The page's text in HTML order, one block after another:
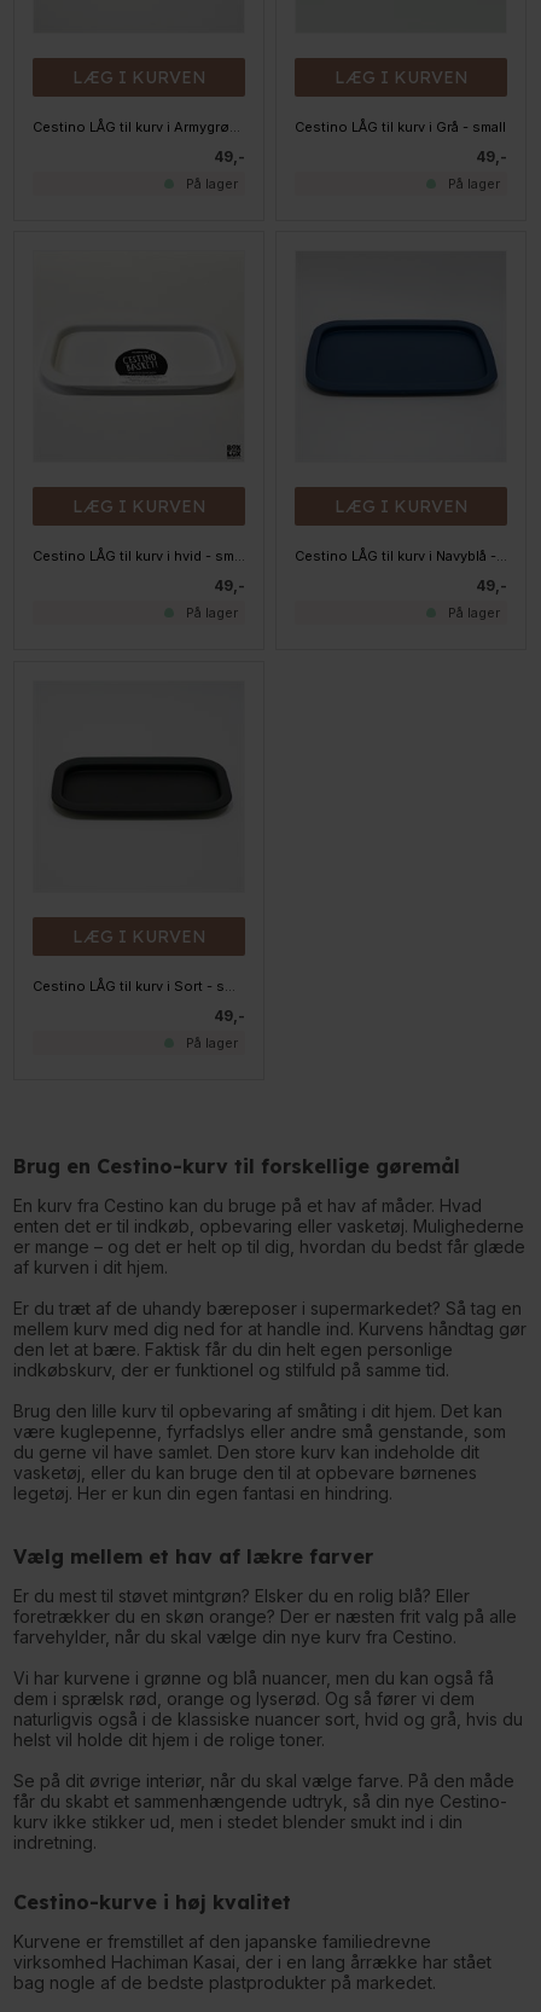
LÆG I KURVEN
49,-
På lager
LÆG I KURVEN
Cestino LÅG til kurv i Grå - small
49,-
På lager
LÆG I KURVEN
Cestino LÅG til kurv i hvid - small
49,-
På lager
LÆG I KURVEN
Cestino LÅG til kurv i Navyblå - small
49,-
På lager
LÆG I KURVEN
Cestino LÅG til kurv i Sort - small
49,-
På lager
Brug en Cestino-kurv til forskellige gøremål
En kurv fra Cestino kan du bruge på et hav af måder. Hvad
enten det er til indkøb, opbevaring eller vasketøj. Mulighederne
er mange – og det er helt op til dig, hvordan du bedst får glæde
af kurven i dit hjem.
Er du træt af de uhandy bæreposer i supermarkedet? Så tag en
mellem kurv med dig ned for at handle ind. Kurvens håndtag gør
den let at bære. Faktisk får du din helt egen personlige
indkøbskurv, der er funktionel og stilfuld på samme tid.
Brug den lille kurv til opbevaring af småting i dit hjem. Det kan
være kuglepenne, fyrfadslys eller andre små genstande, som
du gerne vil have samlet. Den store kurv kan indeholde dit
vasketøj, eller du kan bruge den til at opbevare børnenes
legetøj. Her er kun din egen fantasi en hindring.
Vælg mellem et hav af lækre farver
Er du mest til støvet mintgrøn? Elsker du en rolig blå? Eller
foretrækker du en skøn orange? Der er næsten frit valg på alle
farvehylder, når du skal vælge din nye kurv fra Cestino.
Vi har kurvene i grønne og blå nuancer, men du kan også få
dem i sprælsk rød, orange og lyserød. Og så fører vi dem
naturligvis også i de klassiske nuancer sort, hvid og grå, hvis du
helst vil holde dit hjem i de rolige toner.
Se på dit øvrige interiør, når du skal vælge farve. På den måde
får du skabt et sammenhængende udtryk, så din nye Cestino-
kurv ikke stikker ud, men i stedet blender smukt ind i din
indretning.
Cestino-kurve i høj kvalitet
Kurvene er fremstillet af den japanske familiedrevne
virksomhed Hachiman Kasai, der i en lang årrække har stået
bag nogle af de bedste plastprodukter på markedet.